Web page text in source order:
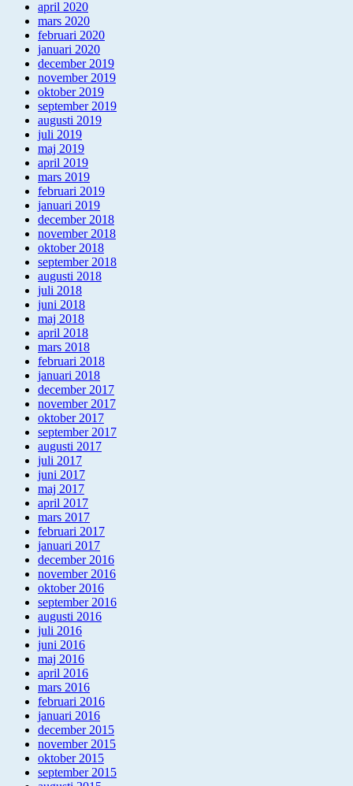
april 2020
mars 2020
februari 2020
januari 2020
december 2019
november 2019
oktober 2019
september 2019
augusti 2019
juli 2019
maj 2019
april 2019
mars 2019
februari 2019
januari 2019
december 2018
november 2018
oktober 2018
september 2018
augusti 2018
juli 2018
juni 2018
maj 2018
april 2018
mars 2018
februari 2018
januari 2018
december 2017
november 2017
oktober 2017
september 2017
augusti 2017
juli 2017
juni 2017
maj 2017
april 2017
mars 2017
februari 2017
januari 2017
december 2016
november 2016
oktober 2016
september 2016
augusti 2016
juli 2016
juni 2016
maj 2016
april 2016
mars 2016
februari 2016
januari 2016
december 2015
november 2015
oktober 2015
september 2015